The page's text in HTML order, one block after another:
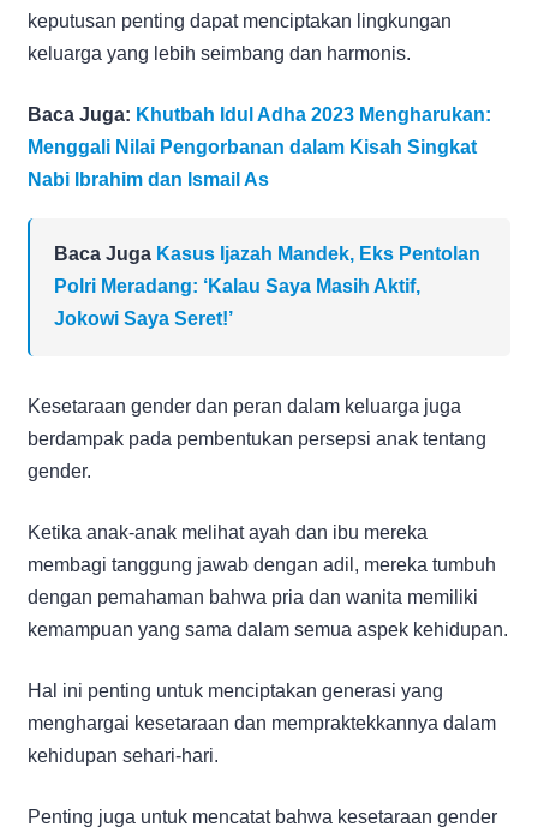
keputusan penting dapat menciptakan lingkungan
keluarga yang lebih seimbang dan harmonis.
Baca Juga: Khutbah Idul Adha 2023 Mengharukan:
Menggali Nilai Pengorbanan dalam Kisah Singkat
Nabi Ibrahim dan Ismail As
Baca Juga Kasus Ijazah Mandek, Eks Pentolan
Polri Meradang: ‘Kalau Saya Masih Aktif,
Jokowi Saya Seret!’
Kesetaraan gender dan peran dalam keluarga juga
berdampak pada pembentukan persepsi anak tentang
gender.
Ketika anak-anak melihat ayah dan ibu mereka
membagi tanggung jawab dengan adil, mereka tumbuh
dengan pemahaman bahwa pria dan wanita memiliki
kemampuan yang sama dalam semua aspek kehidupan.
Hal ini penting untuk menciptakan generasi yang
menghargai kesetaraan dan mempraktekkannya dalam
kehidupan sehari-hari.
Penting juga untuk mencatat bahwa kesetaraan gender